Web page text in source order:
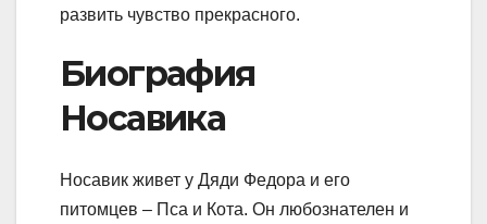
развить чувство прекрасного.
Биография
Носавика
Носавик живет у Дяди Федора и его
питомцев – Пса и Кота. Он любознателен и